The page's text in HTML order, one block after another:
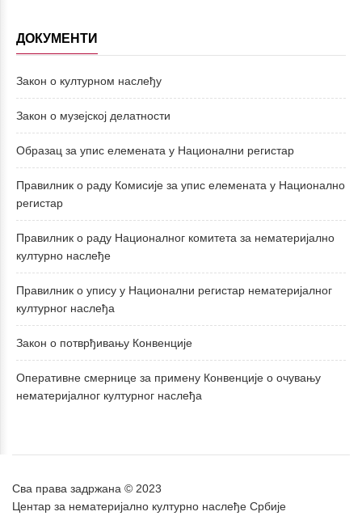
ДОКУМЕНТИ
Закон о културном наслеђу
Закон о музејској делатности
Образац за упис елемената у Национални регистар
Правилник о раду Комисије за упис елемената у Национално
регистар
Правилник о раду Националног комитета за нематеријално
културно наслеђе
Правилник о упису у Национални регистар нематеријалног
културног наслеђа
Закон о потврђивању Конвенције
Оперативне смернице за примену Конвенције о очувању
нематеријалног културног наслеђа
Сва права задржана © 2023
Центар за нематеријално културно наслеђе Србије